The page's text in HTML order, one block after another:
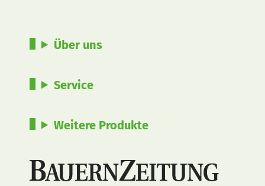
Über uns
Service
Weitere Produkte